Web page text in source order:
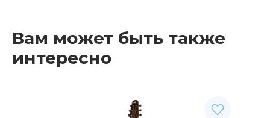
Вам может быть также
интересно